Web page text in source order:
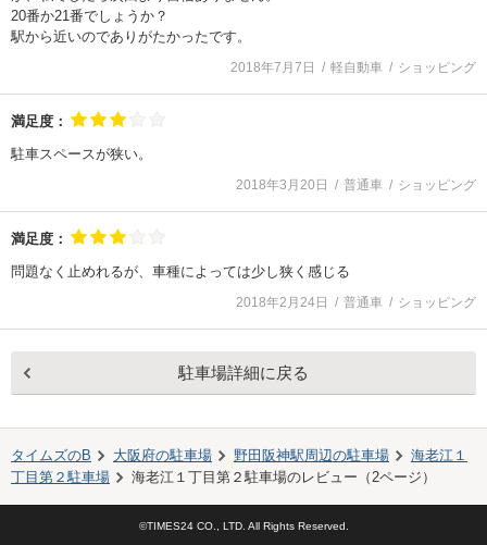
20番か21番でしょうか？
駅から近いのでありがたかったです。
2018年7月7日 軽自動車 ショッピング
満足度：
駐車スペースが狭い。
2018年3月20日 普通車 ショッピング
満足度：
問題なく止めれるが、車種によっては少し狭く感じる
2018年2月24日 普通車 ショッピング
駐車場詳細に戻る
タイムズのB 大阪府の駐車場 野田阪神駅周辺の駐車場
海老江１
丁目第２駐車場
海老江１丁目第２駐車場のレビュー（2ページ）
©TIMES24 CO., LTD. All Rights Reserved.